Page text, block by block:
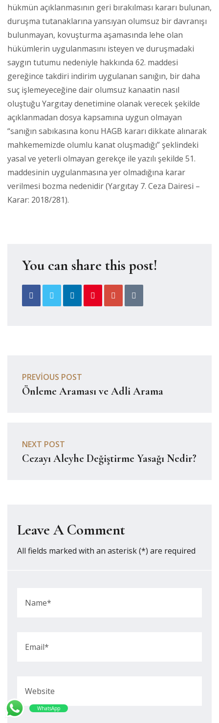
hükmün açıklanmasının geri bırakılması kararı bulunan,
duruşma tutanaklarına yansıyan olumsuz bir davranışı
bulunmayan, kovuşturma aşamasında lehe olan
hükümlerin uygulanmasını isteyen ve duruşmadaki
saygın tutumu nedeniyle hakkında 62. maddesi
gereğince takdiri indirim uygulanan sanığın, bir daha
suç işlemeyeceğine dair olumsuz kanaatin nasıl
oluştuğu Yargıtay denetimine olanak verecek şekilde
açıklanmadan dosya kapsamına uygun olmayan
“sanığın sabıkasına konu HAGB kararı dikkate alınarak
mahkememizde olumlu kanat oluşmadığı” şeklindeki
yasal ve yeterli olmayan gerekçe ile yazılı şekilde 51.
maddesinin uygulanmasına yer olmadığına karar
verilmesi bozma nedenidir (Yargıtay 7. Ceza Dairesi –
Karar: 2018/281).
You can share this post!
PREVIOUS POST
Önleme Araması ve Adli Arama
NEXT POST
Cezayı Aleyhe Değiştirme Yasağı Nedir?
Leave A Comment
All fields marked with an asterisk (*) are required
WhatsApp